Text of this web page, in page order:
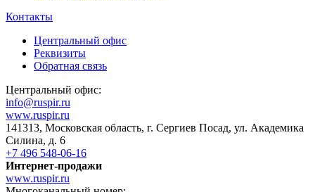
Контакты
Центральный офис
Реквизиты
Обратная связь
Центральный офис:
info@ruspir.ru
www.ruspir.ru
141313, Московская область, г. Сергиев Посад, ул. Академика
Силина, д. 6
+7 496 548-06-16
Интернет-продажи
www.ruspir.ru